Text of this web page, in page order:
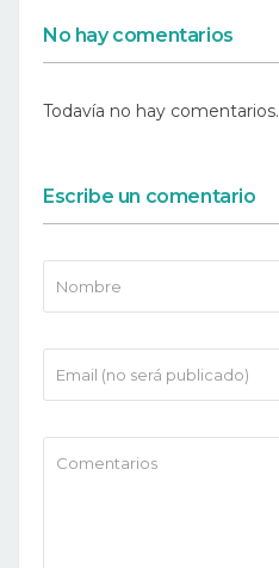
No hay comentarios
Todavía no hay comentarios.
Escribe un comentario